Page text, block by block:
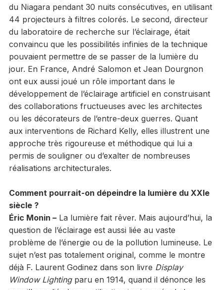
du Niagara pendant 30 nuits consécutives, en utilisant
44 projecteurs à filtres colorés. Le second, directeur
du laboratoire de recherche sur l’éclairage, était
convaincu que les possibilités infinies de la technique
pouvaient permettre de se passer de la lumière du
jour. En France, André Salomon et Jean Dourgnon
ont eux aussi joué un rôle important dans le
développement de l’éclairage artificiel en construisant
des collaborations fructueuses avec les architectes
ou les décorateurs de l’entre-deux guerres. Quant
aux interventions de Richard Kelly, elles illustrent une
approche très rigoureuse et méthodique qui lui a
permis de souligner ou d’exalter de nombreuses
réalisations architecturales.
Comment pourrait-on dépeindre la lumière du XXIe
siècle ?
Éric Monin –La lumière fait rêver. Mais aujourd’hui, la
question de l’éclairage est aussi liée au vaste
problème de l’énergie ou de la pollution lumineuse. Le
sujet n’est pas totalement original, comme le montre
déjà F. Laurent Godinez dans son livre Display
Window Lighting paru en 1914, quand il dénonce les